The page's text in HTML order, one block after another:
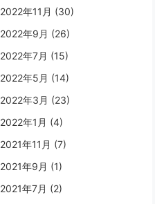
2022年11月 (30)
2022年9月 (26)
2022年7月 (15)
2022年5月 (14)
2022年3月 (23)
2022年1月 (4)
2021年11月 (7)
2021年9月 (1)
2021年7月 (2)